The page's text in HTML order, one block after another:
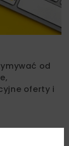
od
oferty i